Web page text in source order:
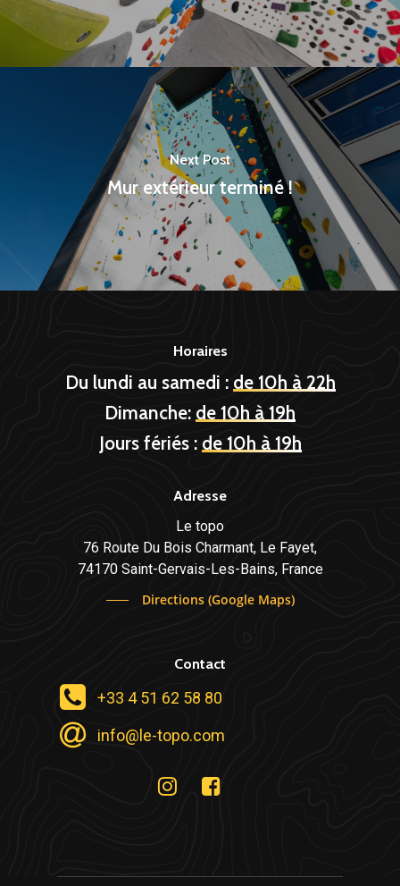
Next Post
Mur extérieur terminé !
Horaires
Du lundi au samedi : de 10h à 22h
Dimanche: de 10h à 19h
Jours fériés : de 10h à 19h
Adresse
Le topo
76 Route Du Bois Charmant, Le Fayet,
74170 Saint-Gervais-Les-Bains, France
Directions (Google Maps)
Contact
+33 4 51 62 58 80
info@le-topo.com